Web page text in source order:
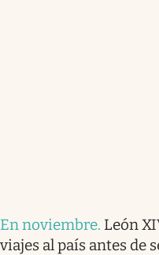
En noviembre. León
viajes al país antes de